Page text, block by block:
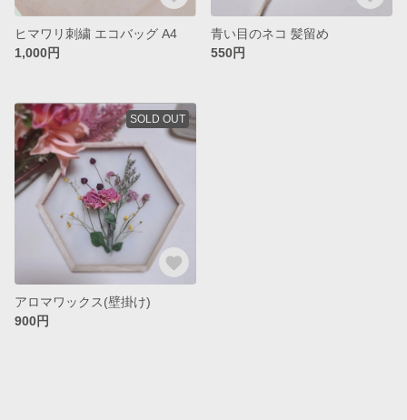
ヒマワリ刺繍 エコバッグ A4
1,000円
青い目のネコ 髪留め
550円
SOLD OUT
アロマワックス(壁掛け)
900円